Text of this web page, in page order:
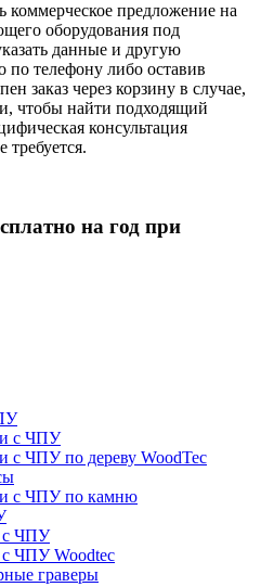
коммерческое предложение на
оборудования под
данные и другую
телефону либо оставив
заказ через корзину в случае,
чтобы найти подходящий
консультация
требуется.
на год при
с ЧПУ
с ЧПУ по дереву WoodTec
с ЧПУ по камню
с ЧПУ
с ЧПУ Woodtec
граверы